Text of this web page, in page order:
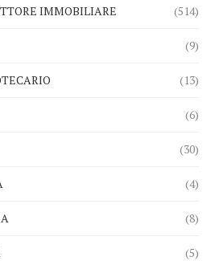
IMMOBILIARE (514)
(9)
(13)
(6)
(30)
(4)
(8)
(5)